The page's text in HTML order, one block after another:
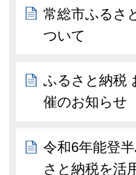
常総市ふるさ
ついて
ふるさと納税
催のお知らせ
令和6年能登
さと納税を活